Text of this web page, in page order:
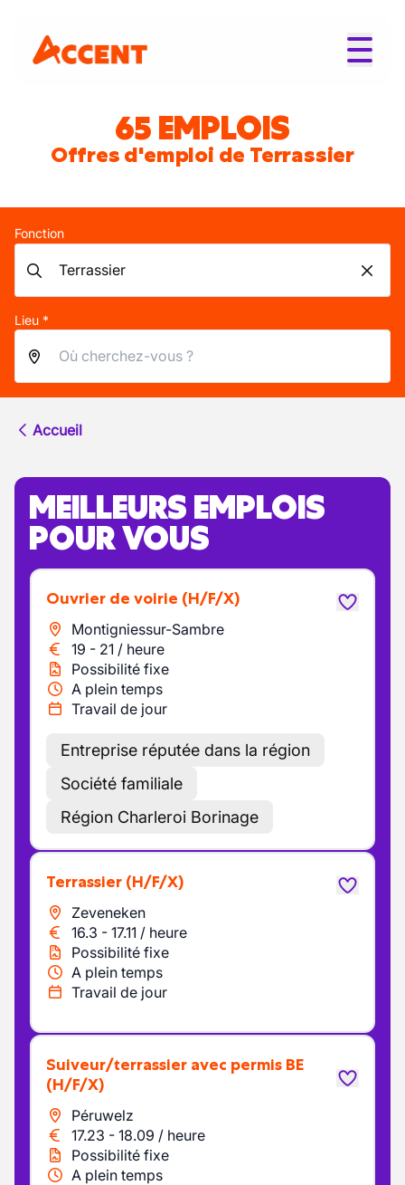
65 EMPLOIS
Offres d'emploi de Terrassier
Fonction
Lieu *
Accueil
MEILLEURS EMPLOIS
POUR VOUS
Ouvrier de voirie (H/F/X)
Montigniessur-Sambre
19 - 21 / heure
Possibilité fixe
A plein temps
Travail de jour
Entreprise réputée dans la région
Société familiale
Région Charleroi Borinage
Terrassier (H/F/X)
Zeveneken
16.3 - 17.11 / heure
Possibilité fixe
A plein temps
Travail de jour
Suiveur/terrassier avec permis BE
(H/F/X)
Péruwelz
17.23 - 18.09 / heure
Possibilité fixe
A plein temps